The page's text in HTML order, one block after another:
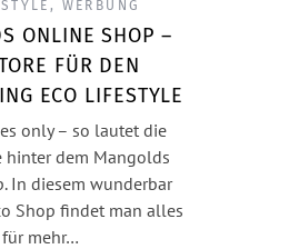
, WERBUNG
ONLINE SHOP –
FÜR DEN
ECO LIFESTYLE
only – so lautet die
hinter dem Mangolds
In diesem wunderbar
Shop findet man alles
für mehr…